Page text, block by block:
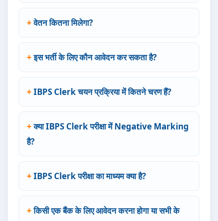
वेतन कितना मिलेगा?
इस भर्ती के लिए कौन आवेदन कर सकता है?
IBPS Clerk चयन प्रक्रिया में कितने चरण हैं?
क्या IBPS Clerk परीक्षा में Negative Marking
है?
IBPS Clerk परीक्षा का माध्यम क्या है?
किसी एक बैंक के लिए आवेदन करना होगा या सभी के